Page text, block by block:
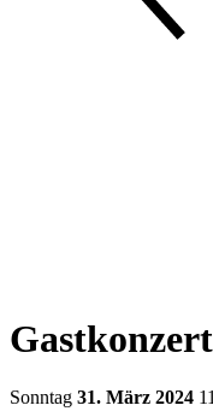
Sonntag 31. März 2024